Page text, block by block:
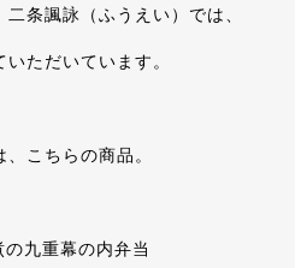
条諷詠（ふうえい）では、
ただいています。
こちらの商品。
九重幕の内弁当